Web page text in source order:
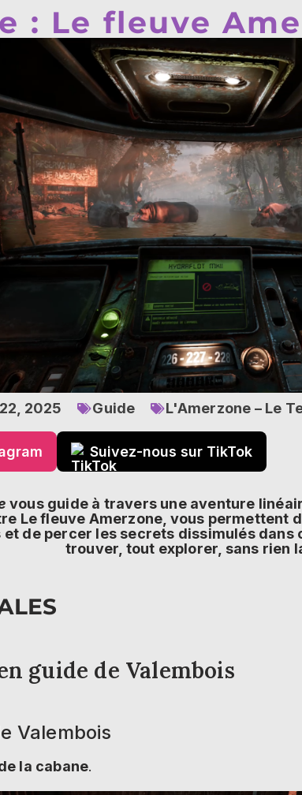
: Le fleuve
2025 Guide L'Amerzone – Le
Suivez-nous sur TikTok
vous guide à travers une aventure
Le fleuve Amerzone, vous permettent
de percer les secrets dissimulés dans
trouver, tout explorer, sans rien
guide de Valembois
Valembois
la cabane.